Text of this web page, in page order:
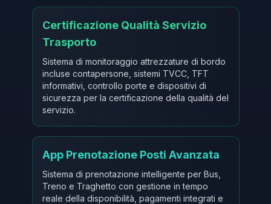
Certificazione Qualità Servizio
Trasporto
Sistema di monitoraggio attrezzature di bordo
incluse contapersone, sistemi TVCC, TFT
informativi, controllo porte e dispositivi di
sicurezza per la certificazione della qualità del
servizio.
App Prenotazione Posti Avanzata
Sistema di prenotazione intelligente per Bus,
Treno e Traghetto con gestione in tempo
reale della disponibilità, pagamenti integrati e